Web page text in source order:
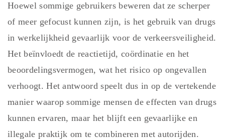
Hoewel sommige gebruikers beweren dat ze scherper
of meer gefocust kunnen zijn, is het gebruik van drugs
in werkelijkheid gevaarlijk voor de verkeersveiligheid.
Het beïnvloedt de reactietijd, coördinatie en het
beoordelingsvermogen, wat het risico op ongevallen
verhoogt. Het antwoord speelt dus in op de vertekende
manier waarop sommige mensen de effecten van drugs
kunnen ervaren, maar het blijft een gevaarlijke en
illegale praktijk om te combineren met autorijden.